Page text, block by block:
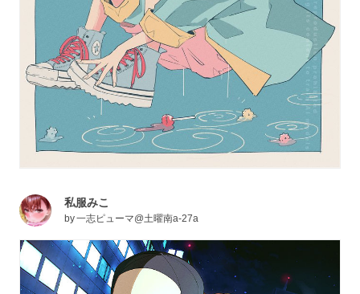
私服みこ
by一志ピューマ@土曜南a-27a